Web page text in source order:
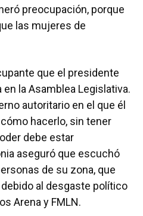
preocupación, porque
las mujeres de
que el presidente
la Asamblea Legislativa.
autoritario en el que él
hacerlo, sin tener
debe estar
aseguró que escuchó
de su zona, que
debido al desgaste político
Arena y FMLN.